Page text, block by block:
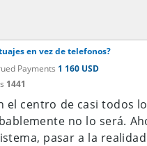
en vez de telefonos?
Payments 1 160 USD
1441
el centro de casi todos
no lo será.
pasar a la